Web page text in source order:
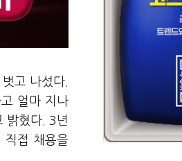
고 나섰다.
얼마 지나
밝혔다. 3년
직접 채용을